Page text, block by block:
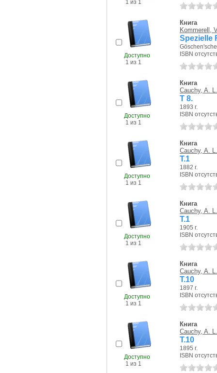
1 из 1
Доступно
1 из 1
Книга
Kommerell,
Spezielle
ISBN
Доступно
1 из 1
Книга
Cauchy, A. L.
T 8.
1893 г.
ISBN
Доступно
1 из 1
Книга
Cauchy, A. L.
T.1
1882 г.
ISBN
Доступно
1 из 1
Книга
Cauchy, A. L.
T.1
1905 г.
ISBN
Доступно
1 из 1
Книга
Cauchy, A. L.
T.10
1897 г.
ISBN
Доступно
1 из 1
Книга
Cauchy, A. L.
T.10
1895 г.
ISBN